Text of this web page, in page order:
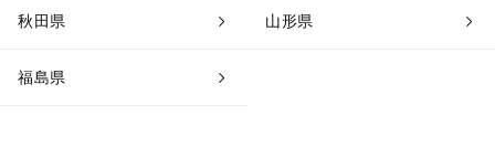
秋田県 山形県
福島県